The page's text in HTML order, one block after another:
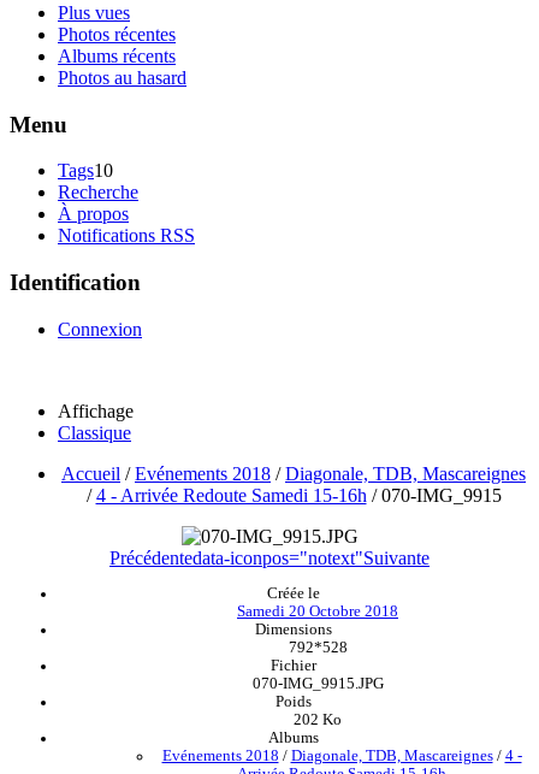
Plus vues
Photos récentes
Albums récents
Photos au hasard
Menu
Tags10
Recherche
À propos
Notifications RSS
Identification
Connexion
Affichage
Classique
Accueil /Evénements 2018 /Diagonale, TDB, Mascareignes
/4 - Arrivée Redoute Samedi 15-16h /070-IMG_9915
Précédentedata-iconpos="notext"Suivante
Créée le
Samedi 20 Octobre 2018
Dimensions
792*528
Fichier
070-IMG_9915.JPG
Poids
202 Ko
Albums
Evénements 2018 / Diagonale, TDB, Mascareignes/ 4 -